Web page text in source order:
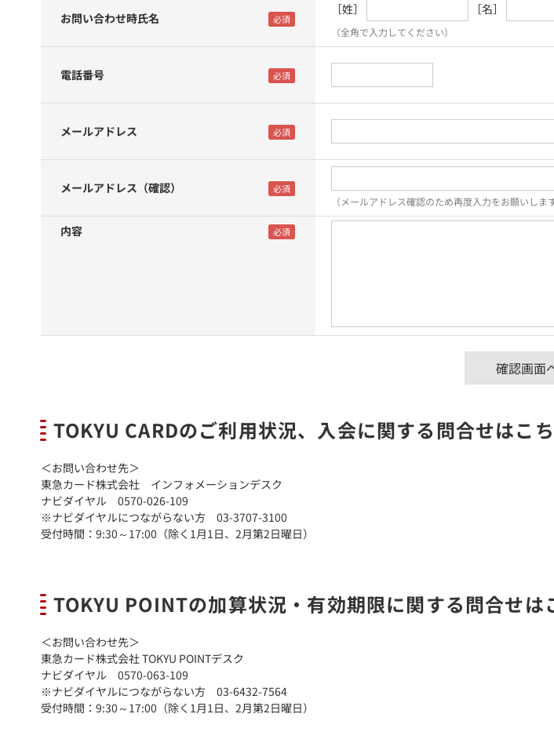
お問い合わせ時氏名
［姓］ ［名］
（全角で入力してください）
電話番号
メールアドレス
メールアドレス（確認）
（メールアドレス確認のため再度入力をお願いしま
内容
TOKYU CARDのご利用状況、入会に関する問合せはこ
＜お問い合わせ先＞
東急カード株式会社 インフォメーションデスク
ナビダイヤル 0570-026-109
※ナビダイヤルにつながらない方 03-3707-3100
受付時間：9:30～17:00（除く1月1日、2月第2日曜日）
TOKYU POINTの加算状況・有効期限に関する問合せは
＜お問い合わせ先＞
東急カード株式会社 TOKYU POINTデスク
ナビダイヤル 0570-063-109
※ナビダイヤルにつながらない方 03-6432-7564
受付時間：9:30～17:00（除く1月1日、2月第2日曜日）